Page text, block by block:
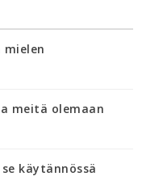
meitä olemaan
käytännössä